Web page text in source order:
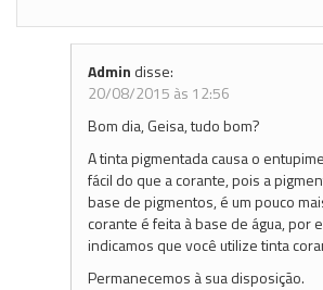
Admin disse:
20/08/2015 às 12:56
Bom dia, Geisa, tudo bom?
A tinta pigmentada causa o
fácil do que a corante, pois a
base de pigmentos, é um pouco
corante é feita à base de água, por
indicamos que você utilize tinta
Permanecemos à sua disposição.